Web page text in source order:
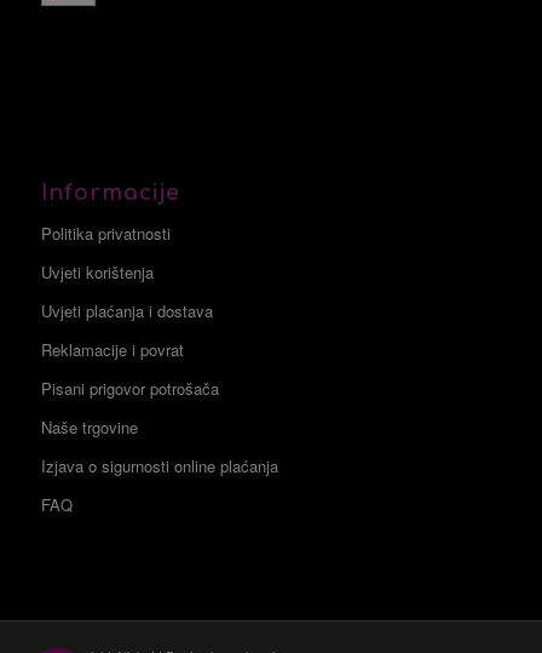
Informacije
Politika privatnosti
Uvjeti korištenja
Uvjeti plaćanja i dostava
Reklamacije i povrat
Pisani prigovor potrošača
Naše trgovine
Izjava o sigurnosti online plaćanja
FAQ